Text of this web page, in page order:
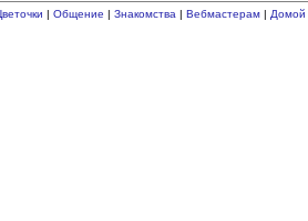
| Общение | Знакомства | Вебмастерам| Домой